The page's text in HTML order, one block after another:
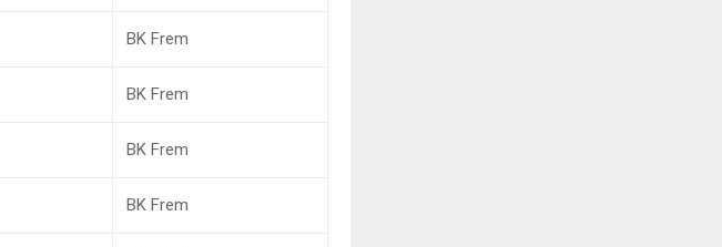
BK Frem
BK Frem
BK Frem
BK Frem